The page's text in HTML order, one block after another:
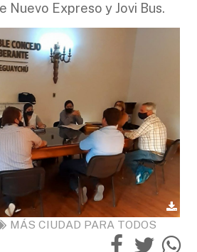
i
o
Nuevo Expreso y Jovi Bus.
MÁS CIUDAD PARA TODOS